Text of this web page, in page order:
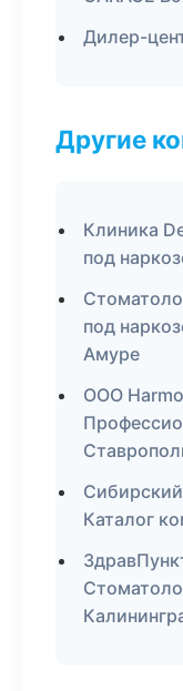
Дилер-
Другие
Клиника
под
под
Амуре
ООО
Каталог